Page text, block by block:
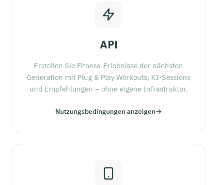
API
Erstellen Sie Fitness-Erlebnisse der nächsten
Generation mit Plug & Play Workouts, KI-Sessions
und Empfehlungen – ohne eigene Infrastruktur.
Nutzungsbedingungen anzeigen→